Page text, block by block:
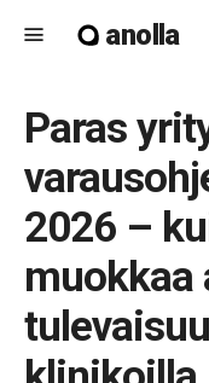
menu anolla
Paras yritysten
2026 –
muokkaa